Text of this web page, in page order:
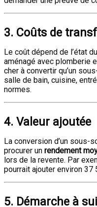
3. Coûts de
Le coût dépend de l’état
aménagé avec plomberie
cher à convertir qu’un
salle de bain, cuisine,
normes.
4. Valeur ajoutée
La conversion d’un sous-
procurer un rendement
lors de la revente. Par
pourrait ajouter environ 37
5. Démarche à